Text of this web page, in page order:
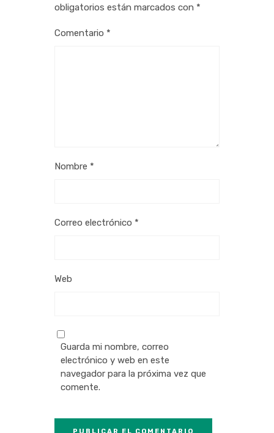
obligatorios están marcados con *
Comentario *
Nombre *
Correo electrónico *
Web
Guarda mi nombre, correo
electrónico y web en este
navegador para la próxima vez que
comente.